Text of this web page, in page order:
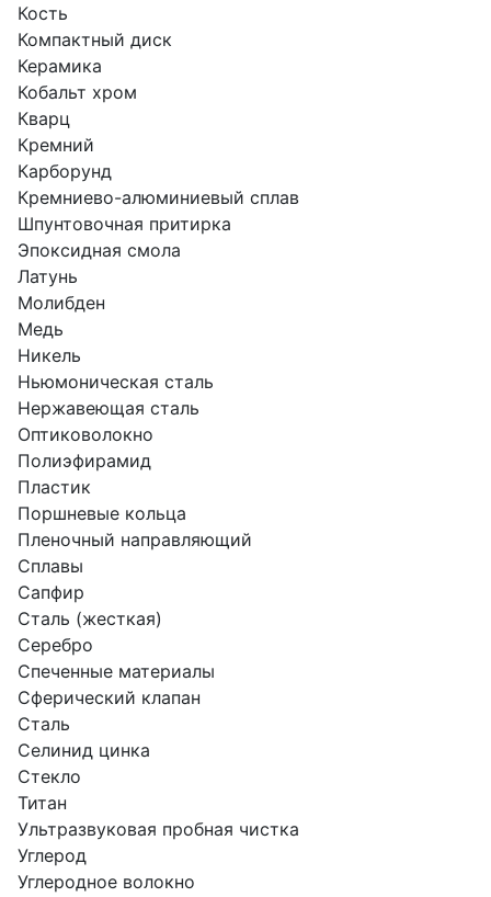
Кость
Компактный диск
Керамика
Кобальт хром
Кварц
Кремний
Карборунд
Кремниево-алюминиевый сплав
Шпунтовочная притирка
Эпоксидная смола
Латунь
Молибден
Медь
Никель
Ньюмоническая сталь
Нержавеющая сталь
Оптиковолокно
Полиэфирамид
Пластик
Поршневые кольца
Пленочный направляющий
Сплавы
Сапфир
Сталь (жесткая)
Серебро
Спеченные материалы
Сферический клапан
Сталь
Селинид цинка
Стекло
Титан
Ультразвуковая пробная чистка
Углерод
Углеродное волокно